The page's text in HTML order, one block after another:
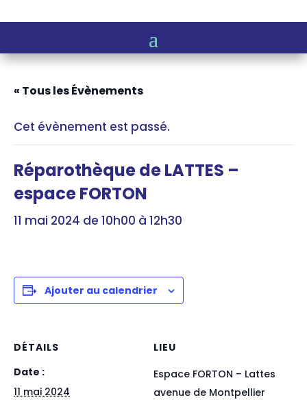
« Tous les Évènements
Cet évènement est passé.
Réparothèque de LATTES –
espace FORTON
11 mai 2024 de 10h00 à 12h30
Ajouter au calendrier
DÉTAILS
Date :
11 mai 2024
LIEU
Espace FORTON – Lattes
avenue de Montpellier